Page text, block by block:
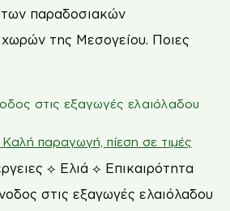
παραδοσιακών
της Μεσογείου. Ποιες
στις εξαγωγές ελαιόλαδου
⟡ Ελιά ⟡ Επικαιρότητα
στις εξαγωγές ελαιόλαδου